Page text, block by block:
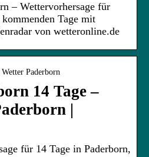
– Wettervorhersage für
Tage mit
von wetteronline.de
Paderborn
14 Tage –
|
für 14 Tage in Paderborn,